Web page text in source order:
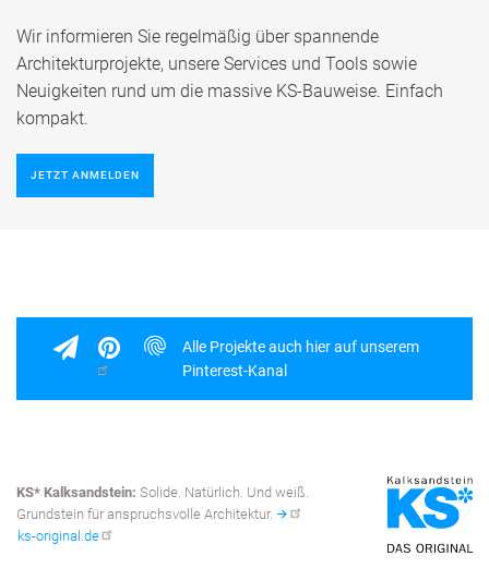
Wir informieren Sie regelmäßig über spannende
Architekturprojekte, unsere Services und Tools sowie
Neuigkeiten rund um die massive KS-Bauweise. Einfach
kompakt.
JETZT ANMELDEN
Alle Projekte auch hier auf unserem
Pinterest-Kanal
KS* Kalksandstein: Solide. Natürlich. Und weiß.
Grundstein für anspruchsvolle Architektur.
ks-original.de